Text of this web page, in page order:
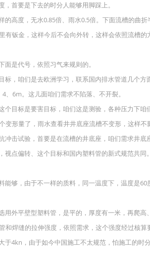
首要是下去的时分人能够用脚踩上。
的高度，无水0.85倍、雨水0.5倍。下面流槽的曲
有钣金，这样今后不会向外转，这样会依照流槽
是代号，依照习气来规则的。
标，咱们是去欧洲学习，联系国内排水管道几个
、6m。这儿面咱们需求不陷落、不开裂。
个目标是要害目标，咱们这是测验，各种压力下
变形量了，雨水查看井井底座流槽不变形，这样
冲击试验，首要是在流槽的井底座，咱们需求井底
视点偏转、这个目标和国内塑料管的新式规范共
能够，由于不一样的质料，同一温度下，温度是
用外平壁型塑料管，是平的，厚度有一米，再爬
和焊缝的拉伸强度，依照需求，这个强度经过核
于4kn，由于如今中国施工不太规范，怕施工的时